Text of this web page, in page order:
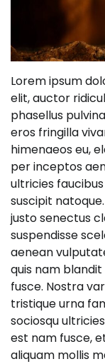
Lorem ipsum
elit, auctor
phasellus
eros fringilla
himenaeos eu,
per inceptos
ultricies
suscipit
justo senectus
suspendisse
aenean
quis nam
fusce. Nostra
tristique urna
sociosqu
est nam fusce,
aliquam mollis